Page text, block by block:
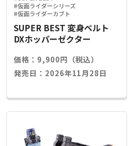
#仮面ライダーシリーズ
#仮面ライダーカブト
SUPER BEST 変身ベルト
DXホッパーゼクター
価格：9,900円（税込）
発売日：2026年11月28日